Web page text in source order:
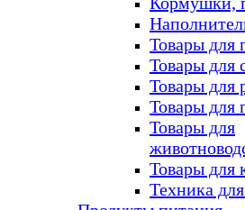
Товары для
Товары для
Товары для
Товары для
Товары для
Товары для
Техника